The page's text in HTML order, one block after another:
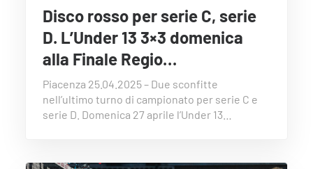
Disco rosso per serie C, serie
D. L’Under 13 3×3 domenica
alla Finale Regio…
Piacenza 25.04.2025 – Due sconfitte
nell’ultimo turno di campionato per serie C e
serie D. Domenica 27 aprile l’Under 13…